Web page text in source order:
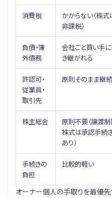
消費税
かからない（株式
非課税）
負債・簿
外債務
会社ごと買い手
き継がれる
許認可・
従業員・
取引先
原則そのまま継続
株主総会
原則不要（譲渡
株式は承認手続
あり）
手続きの
負担
比較的軽い
オーナー個人の手取りを最優